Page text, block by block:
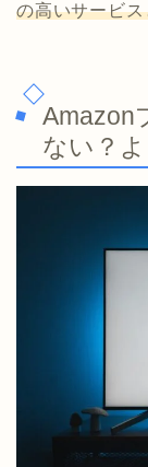
の高いサービ
Amazon
ない？